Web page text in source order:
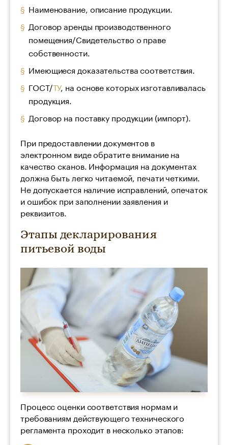
Наименование, описание продукции.
Договор аренды производственного
помещения/Свидетельство о праве
собственности.
Имеющиеся доказательства соответствия.
ГОСТ/ТУ, на основе которых изготавливалась
продукция.
Договор на поставку продукции (импорт).
При предоставлении документов в
электронном виде обратите внимание на
качество сканов. Информация на документах
должна быть легко читаемой, печати четкими.
Не допускается наличие исправлений, опечаток
и ошибок при заполнении заявления и
реквизитов.
Этапы декларирования
питьевой воды
Процесс оценки соответствия нормам и
требованиям действующего технического
регламента проходит в несколько этапов: